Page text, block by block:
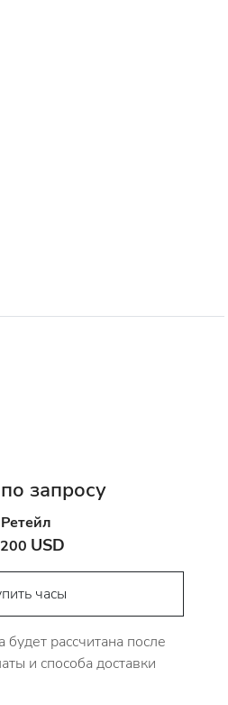
запросу
Ретейл
USD
часы
рассчитана после
и способа доставки